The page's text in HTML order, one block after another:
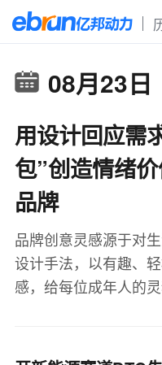
08月23日
用设计回应需
包”创造情绪
品牌
品牌创意灵感源于对
设计手法，以有趣、
感，给每位成年人的